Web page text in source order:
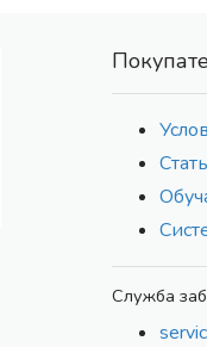
Служба